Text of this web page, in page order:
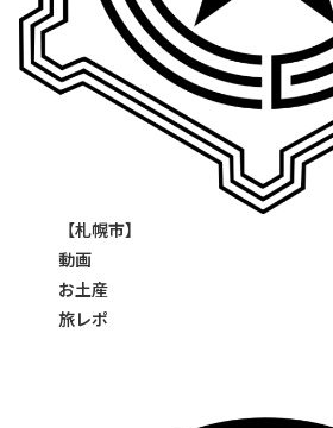
【札幌市】
動画
お土産
旅レポ